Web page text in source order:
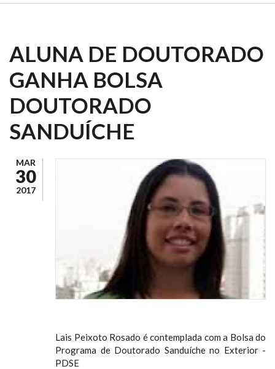
ALUNA DE DOUTORADO
GANHA BOLSA
DOUTORADO
SANDUÍCHE
MAR
30
2017
Lais Peixoto Rosado é contemplada com a Bolsa do
Programa de Doutorado Sanduíche no Exterior -
PDSE